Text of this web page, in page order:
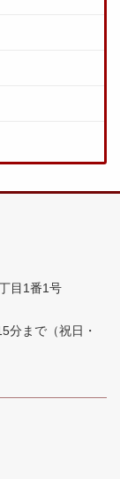
目1番1号
分まで （祝日・